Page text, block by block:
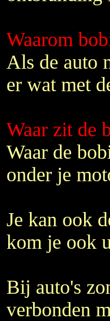
Waarom
Als de auto
er wat met
Waar zit de
Waar de
onder je
Je kan ook
kom je ook
Bij auto's
verbonden